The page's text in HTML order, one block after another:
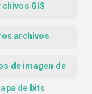
GIS
archivos
de imagen de
de bits